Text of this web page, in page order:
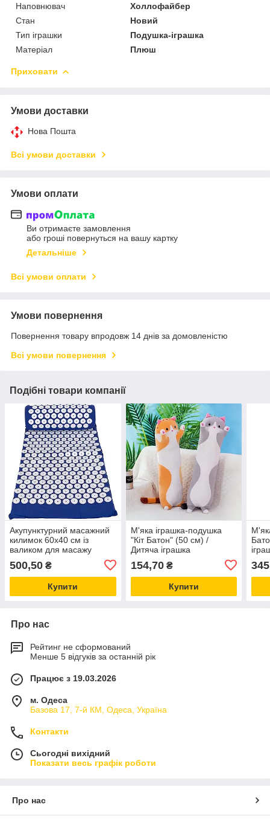
Наповнювач
Холлофайбер
Стан
Новий
Тип іграшки
Подушка-іграшка
Матеріал
Плюш
Приховати
Умови доставки
Нова Пошта
Всі умови доставки
Умови оплати
Ви отримаєте замовлення
або гроші повернуться на вашу картку
Детальніше
Всі умови оплати
Умови повернення
Повернення товару впродовж 14 днів за домовленістю
Всі умови повернення
Подібні товари компанії
Акупунктурний масажний
килимок 60х40 см із
валиком для масажу
500,50 ₴
Купити
М'яка іграшка-подушка
"Кіт Батон" (50 см) /
Дитяча іграшка
іграшка
154,70₴
Купити
Про нас
Рейтинг не сформований
Менше 5 відгуків за останній рік
Працює з 19.03.2026
м. Одеса
Базова 17, 7-й КМ, Одеса, Україна
Контакти
Сьогодні вихідний
Показати весь графік роботи
Про нас